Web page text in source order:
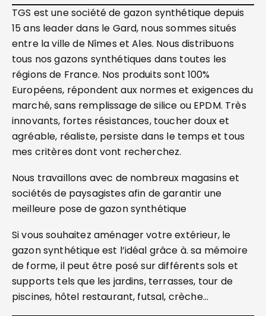
TGS est une société de gazon synthétique depuis
15 ans leader dans le Gard, nous sommes situés
entre la ville de Nîmes et Ales. Nous distribuons
tous nos gazons synthétiques dans toutes les
régions de France. Nos produits sont 100%
Européens, répondent aux normes et exigences du
marché, sans remplissage de silice ou EPDM. Très
innovants, fortes résistances, toucher doux et
agréable, réaliste, persiste dans le temps et tous
mes critères dont vont recherchez.
Nous travaillons avec de nombreux magasins et
sociétés de paysagistes afin de garantir une
meilleure pose de gazon synthétique
Si vous souhaitez aménager votre extérieur, le
gazon synthétique est l’idéal grâce à. sa mémoire
de forme, il peut être posé sur différents sols et
supports tels que les jardins, terrasses, tour de
piscines, hôtel restaurant, futsal, crèche…